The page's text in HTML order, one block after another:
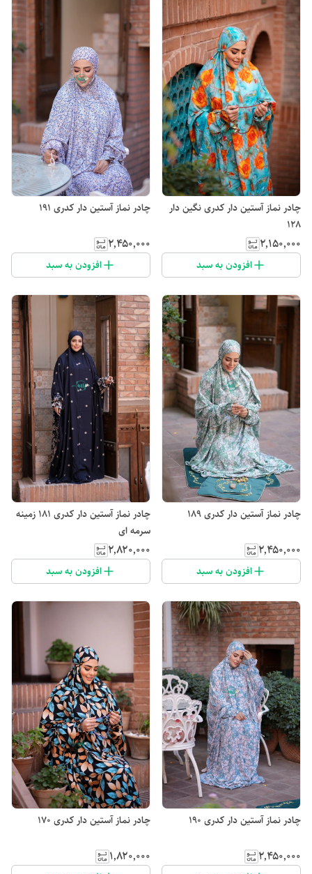
چادر نماز آستین دار کدری نگین دار
128
۲٬۱۵۰٬۰۰۰
افزودن به سبد
چادر نماز آستین دار کدری 191
۲٬۴۵۰٬۰۰۰
افزودن به سبد
چادر نماز آستین دار کدری 189
۲٬۴۵۰٬۰۰۰
افزودن به سبد
چادر نماز آستین دار کدری 181 زمینه
سرمه ای
۲٬۸۲۰٬۰۰۰
افزودن به سبد
چادر نماز آستین دار کدری 190
۲٬۴۵۰٬۰۰۰
چادر نماز آستین دار کدری 170
۱٬۸۲۰٬۰۰۰